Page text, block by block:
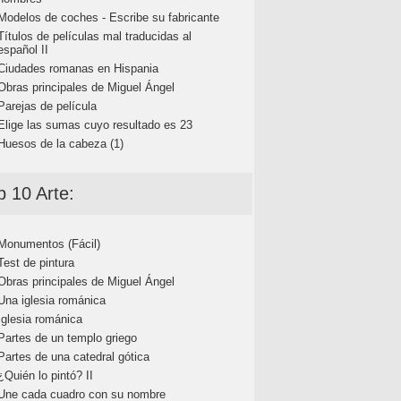
de coches - Escribe su fabricante
de películas mal traducidas al
II
romanas en Hispania
principales de Miguel Ángel
de película
las sumas cuyo resultado es 23
de la cabeza (1)
10 Arte:
(Fácil)
de pintura
principales de Miguel Ángel
iglesia románica
románica
de un templo griego
de una catedral gótica
lo pintó? II
cada cuadro con su nombre